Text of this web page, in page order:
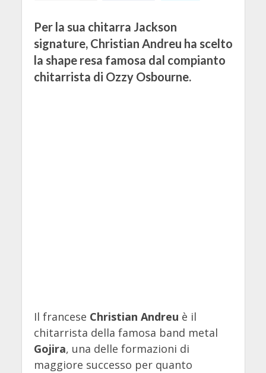
Per la sua chitarra Jackson
signature, Christian Andreu ha scelto
la shape resa famosa dal compianto
chitarrista di Ozzy Osbourne.
Il francese Christian Andreu è il
chitarrista della famosa band metal
Gojira, una delle formazioni di
maggiore successo per quanto